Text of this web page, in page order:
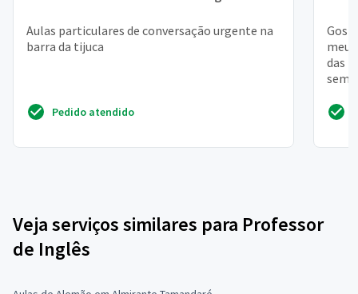
Aulas particulares de conversação urgente na
barra da tijuca
Pedido atendido
meu
das
Veja serviços similares para Professor
de Inglês